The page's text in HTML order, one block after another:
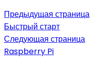
Предыдущая страница
Быстрый старт
Следующая страница
Raspberry Pi